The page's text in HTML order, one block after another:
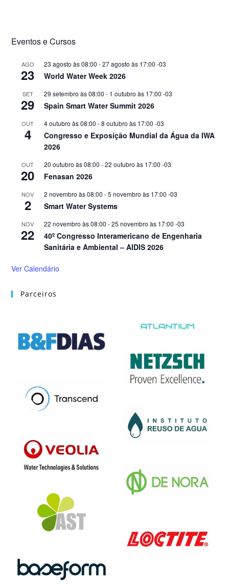
Eventos e Cursos
AGO
23
23 agosto às 08:00 -27 agosto às 17:00 -03
World Water Week 2026
SET
29
29 setembro às 08:00 - 1 outubro às 17:00 -03
Spain Smart Water Summit 2026
OUT
4
4 outubro às 08:00 -8 outubro às 17:00 -03
Congresso e Exposição Mundial da Água da IWA
2026
OUT
20
20 outubro às 08:00 -22 outubro às 17:00 -03
Fenasan 2026
NOV
2
2 novembro às 08:00 -5 novembro às 17:00 -03
Smart Water Systems
NOV
22
22 novembro às 08:00 -25 novembro às 17:00 -03
40º Congresso Interamericano de Engenharia
Sanitária e Ambiental – AIDIS 2026
Ver Calendário
Parceiros